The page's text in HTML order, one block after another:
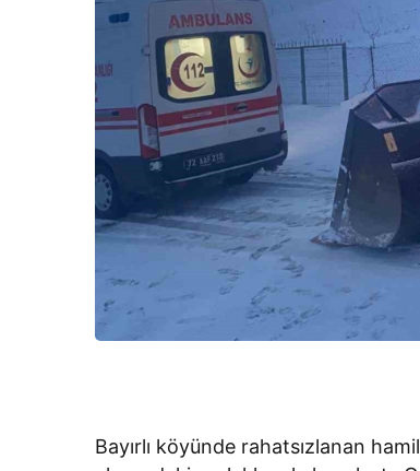
Bayırlı köyünde rahatsızlanan